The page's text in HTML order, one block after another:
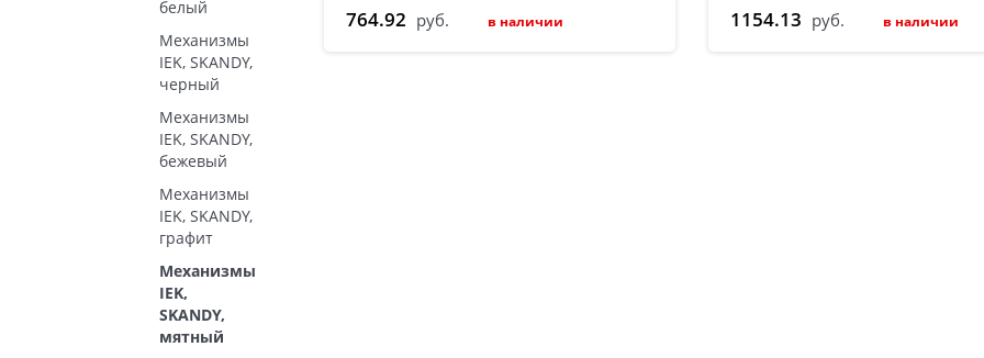
белый
Механизмы
IEK, SKANDY,
черный
Механизмы
IEK, SKANDY,
бежевый
Механизмы
IEK, SKANDY,
графит
Механизмы
IEK,
SKANDY,
мятный
764.92 руб. в наличии 1154.13 руб. в наличии